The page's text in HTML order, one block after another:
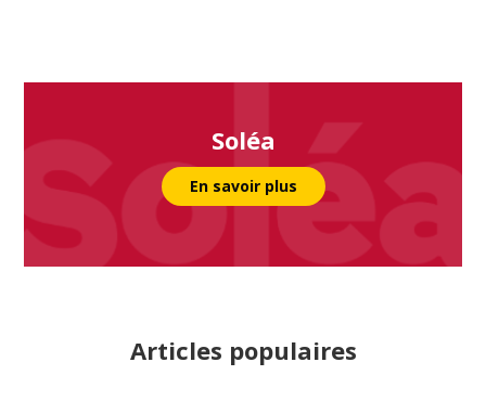
Soléa
En savoir plus
Articles populaires